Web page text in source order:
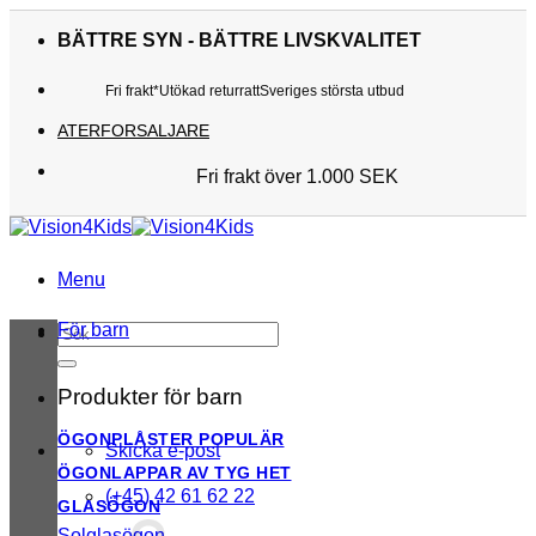
BÄTTRE SYN - BÄTTRE LIVSKVALITET
Fri frakt*Utökad returrattSveriges största utbud
ATERFORSALJARE
Fri frakt över 1.000 SEK
Kunderna älskar oss
Utökad returratt
Sveriges största utbud
Menu
Sök
efter:
Skicka e-post
(+45) 42 61 62 22
För barn
Produkter för barn
ÖGONPLÅSTER
ÖGONLAPPAR AV TYG
GLASÖGON